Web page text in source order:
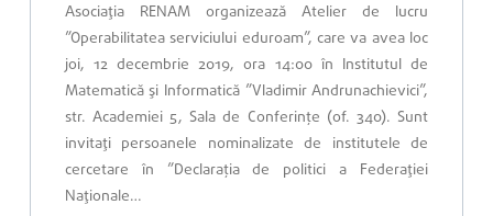
Asociația RENAM organizează Atelier de lucru
”Operabilitatea serviciului eduroam”, care va avea loc
joi, 12 decembrie 2019, ora 14:00 în Institutul de
Matematică şi Informatică ”Vladimir Andrunachievici”,
str. Academiei 5, Sala de Conferinţe (of. 340). Sunt
invitați persoanele nominalizate de institutele de
cercetare în ”Declaraţia de politici a Federației
Naționale…